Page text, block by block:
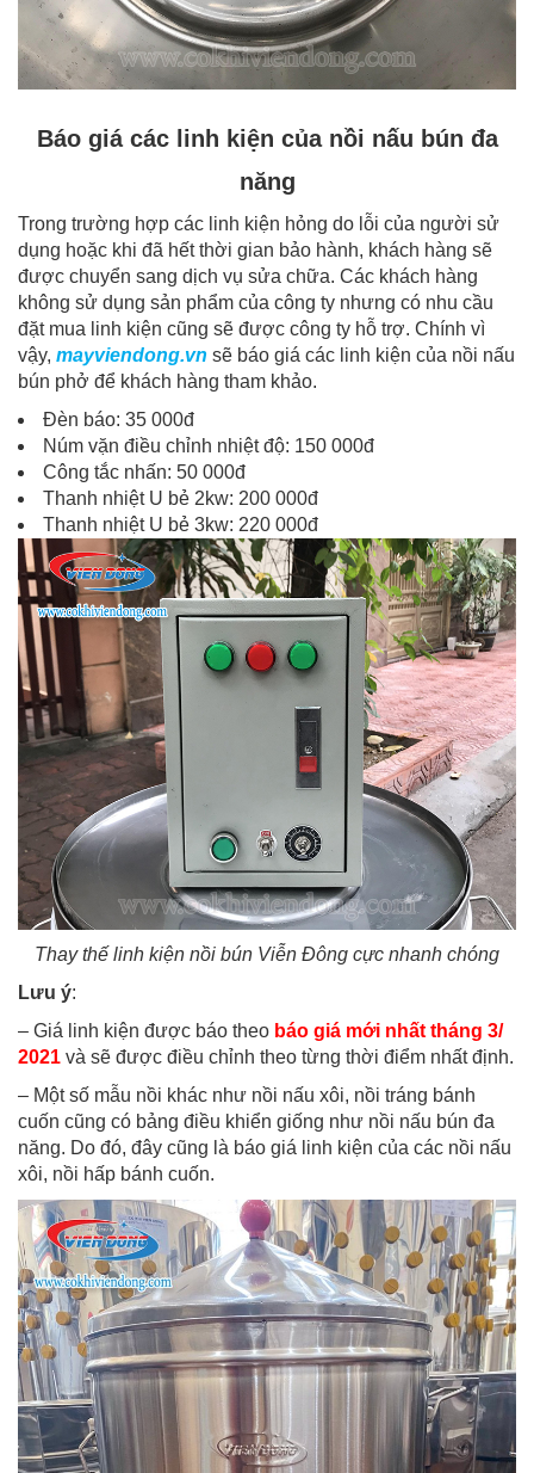
Báo giá các linh kiện của nồi nấu bún đa
năng
Trong trường hợp các linh kiện hỏng do lỗi của người sử
dụng hoặc khi đã hết thời gian bảo hành, khách hàng sẽ
được chuyển sang dịch vụ sửa chữa. Các khách hàng
không sử dụng sản phẩm của công ty nhưng có nhu cầu
đặt mua linh kiện cũng sẽ được công ty hỗ trợ. Chính vì
vậy, mayviendong.vn sẽ báo giá các linh kiện của nồi nấu
bún phở để khách hàng tham khảo.
Đèn báo: 35 000đ
Núm vặn điều chỉnh nhiệt độ: 150 000đ
Công tắc nhấn: 50 000đ
Thanh nhiệt U bẻ 2kw: 200 000đ
Thanh nhiệt U bẻ 3kw: 220 000đ
Thay thế linh kiện nồi bún Viễn Đông cực nhanh chóng
Lưu ý:
– Giá linh kiện được báo theo báo giá mới nhất tháng 3/
2021 và sẽ được điều chỉnh theo từng thời điểm nhất định.
– Một số mẫu nồi khác như nồi nấu xôi, nồi tráng bánh
cuốn cũng có bảng điều khiển giống như nồi nấu bún đa
năng. Do đó, đây cũng là báo giá linh kiện của các nồi nấu
xôi, nồi hấp bánh cuốn.